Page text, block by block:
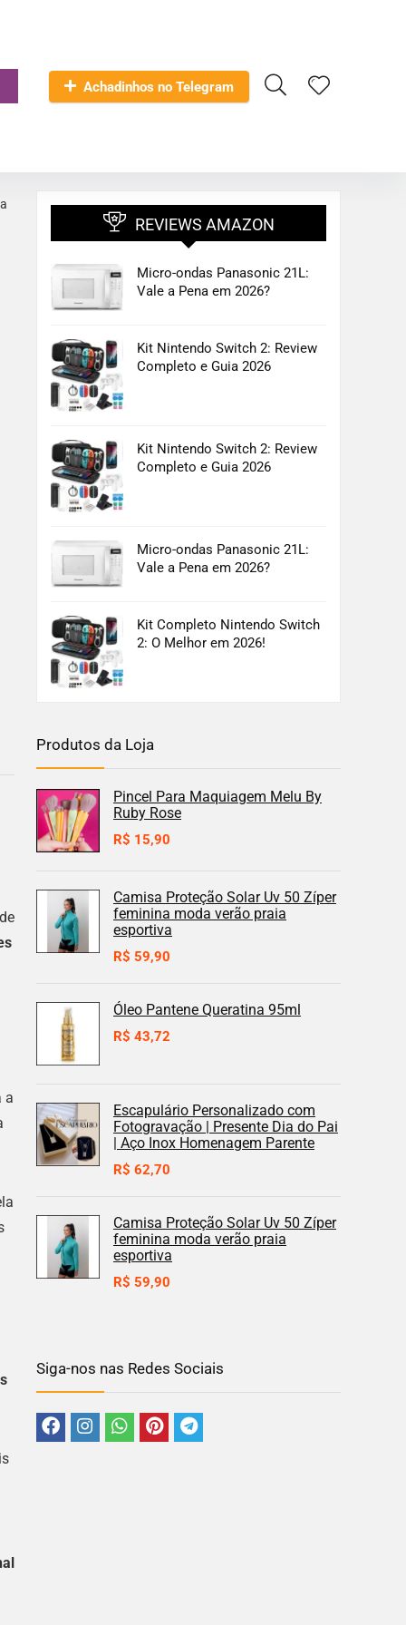
Achadinhos no Telegram
a
REVIEWS AMAZON
Micro-ondas Panasonic 21L:
Vale a Pena em 2026?
Kit Nintendo Switch 2: Review
Completo e Guia 2026
Kit Nintendo Switch 2: Review
Completo e Guia 2026
Micro-ondas Panasonic 21L:
Vale a Pena em 2026?
Kit Completo Nintendo Switch
2: O Melhor em 2026!
Produtos da Loja
Pincel Para Maquiagem Melu By
Ruby Rose
R$ 15,90
Camisa Proteção Solar Uv 50 Zíper
feminina moda verão praia
esportiva
R$ 59,90
Óleo Pantene Queratina 95ml
R$ 43,72
Escapulário Personalizado com
Fotogravação | Presente Dia do Pai
| Aço Inox Homenagem Parente
R$ 62,70
Camisa Proteção Solar Uv 50 Zíper
feminina moda verão praia
esportiva
R$ 59,90
Siga-nos nas Redes Sociais